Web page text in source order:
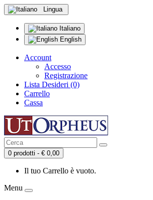
Lingua
Italiano
English
Account
Accesso
Registrazione
Lista Desideri (0)
Carrello
Cassa
0 prodotti - € 0,00
Il tuo Carrello è vuoto.
Menu